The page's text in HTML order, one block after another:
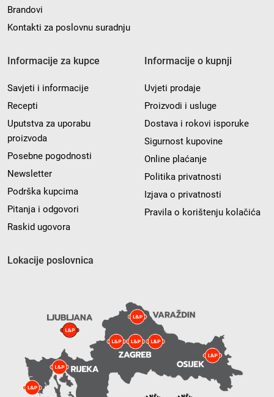
Brandovi
Kontakti za poslovnu suradnju
Informacije za kupce
Savjeti i informacije
Recepti
Uputstva za uporabu
proizvoda
Posebne pogodnosti
Newsletter
Podrška kupcima
Pitanja i odgovori
Raskid ugovora
Informacije o kupnji
Uvjeti prodaje
Proizvodi i usluge
Dostava i rokovi isporuke
Sigurnost kupovine
Online plaćanje
Politika privatnosti
Izjava o privatnosti
Pravila o korištenju kolačića
Lokacije poslovnica